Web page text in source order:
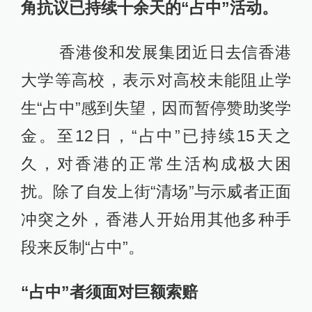
角抗议已持续十余天的“占中”活动。
香港俊和发展集团近日去信香港
大学等高校，表示对高校未能阻止学
生“占中”感到失望，因而暂停赞助奖学
金。至12日，“占中”已持续15天之
久，对香港的正常生活构成极大困
扰。除了自发上街“清场”与示威者正面
冲突之外，香港人开始用其他多种手
段来反制“占中”。
“占中”者须面对巨额索赔